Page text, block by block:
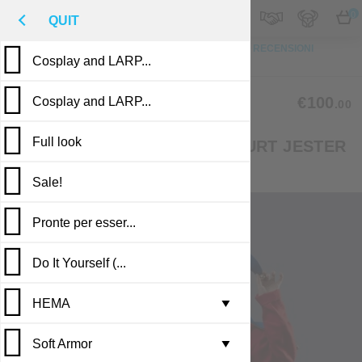
M
PUBBLICAZIONI
QUIT
Cosplay and LARP...
Cosplay and LARP...
Full look
Sale!
Pronte per esser...
Leather armor i...
Brigandine armo...
Do It Yourself (...
HEMA ▼
Gambesons
Soft Armor ▼
MHW-37
CAP AND BELLS (HAT OF COURT JESTER
)